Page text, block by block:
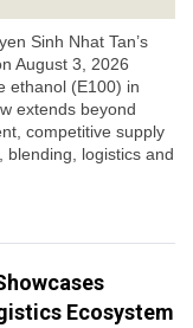
Sinh Nhat Tan’s
August 3, 2026
ethanol (E100) in
extends beyond
competitive supply
blending, logistics and
Ecosystem